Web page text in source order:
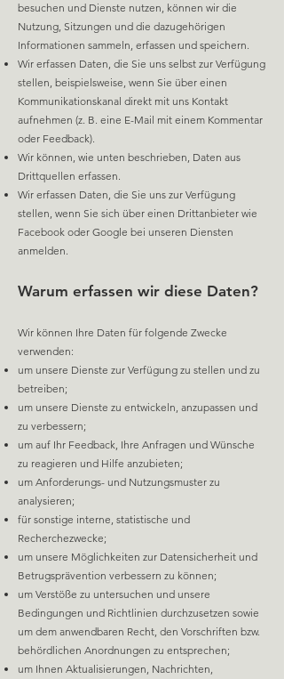
besuchen und Dienste nutzen, können wir die
Nutzung, Sitzungen und die dazugehörigen
Informationen sammeln, erfassen und speichern.
Wir erfassen Daten, die Sie uns selbst zur Verfügung
stellen, beispielsweise, wenn Sie über einen
Kommunikationskanal direkt mit uns Kontakt
aufnehmen (z. B. eine E-Mail mit einem Kommentar
oder Feedback).
Wir können, wie unten beschrieben, Daten aus
Drittquellen erfassen.
Wir erfassen Daten, die Sie uns zur Verfügung
stellen, wenn Sie sich über einen Drittanbieter wie
Facebook oder Google bei unseren Diensten
anmelden.
Warum erfassen wir diese Daten?
Wir können Ihre Daten für folgende Zwecke
verwenden:
um unsere Dienste zur Verfügung zu stellen und zu
betreiben;
um unsere Dienste zu entwickeln, anzupassen und
zu verbessern;
um auf Ihr Feedback, Ihre Anfragen und Wünsche
zu reagieren und Hilfe anzubieten;
um Anforderungs- und Nutzungsmuster zu
analysieren;
für sonstige interne, statistische und
Recherchezwecke;
um unsere Möglichkeiten zur Datensicherheit und
Betrugsprävention verbessern zu können;
um Verstöße zu untersuchen und unsere
Bedingungen und Richtlinien durchzusetzen sowie
um dem anwendbaren Recht, den Vorschriften bzw.
behördlichen Anordnungen zu entsprechen;
um Ihnen Aktualisierungen, Nachrichten,